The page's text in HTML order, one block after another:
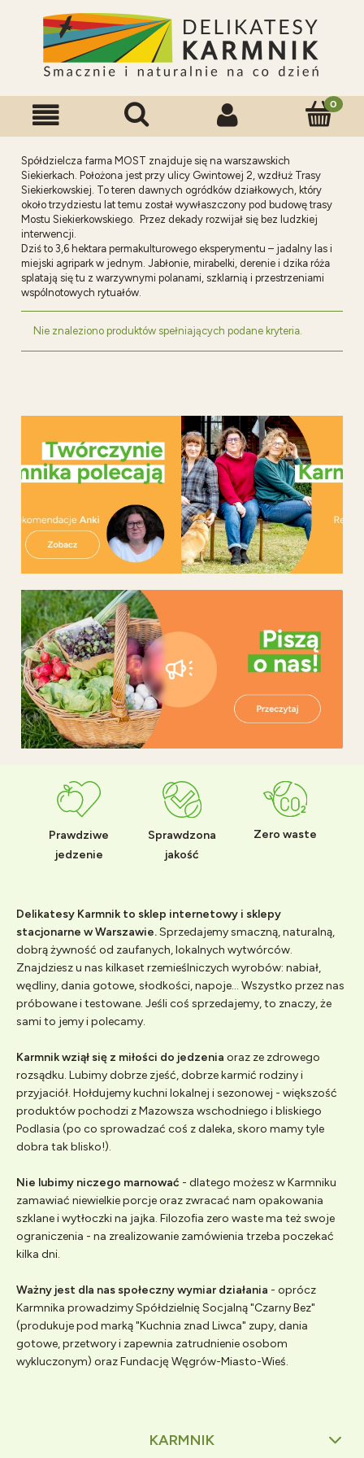
Spółdzielcza farma MOST znajduje się na warszawskich
Siekierkach. Położona jest przy ulicy Gwintowej 2, wzdłuż Trasy
Siekierkowskiej. To teren dawnych ogródków działkowych, który
około trzydziestu lat temu został wywłaszczony pod budowę trasy
Mostu Siekierkowskiego. Przez dekady rozwijał się bez ludzkiej
interwencji.
Dziś to 3,6 hektara permakulturowego eksperymentu – jadalny las i
miejski agripark w jednym. Jabłonie, mirabelki, derenie i dzika róża
splatają się tu z warzywnymi polanami, szklarnią i przestrzeniami
wspólnotowych rytuałów.
Nie znaleziono produktów spełniających podane kryteria.
Prawdziwe
jedzenie
Sprawdzona
jakość
Zero waste
KARMNIK
Delikatesy Karmnik to sklep internetowy i sklepy
stacjonarne w Warszawie.Sprzedajemy smaczną, naturalną,
dobrą żywność od zaufanych, lokalnych wytwórców.
Znajdziesz u nas kilkaset rzemieślniczych wyrobów: nabiał,
wędliny, dania gotowe, słodkości, napoje... Wszystko przez nas
próbowane i testowane. Jeśli coś sprzedajemy, to znaczy, że
sami to jemy i polecamy.
Karmnik wziął się z miłości do jedzenia oraz ze zdrowego
rozsądku. Lubimy dobrze zjeść, dobrze karmić rodziny i
przyjaciół. Hołdujemy kuchni lokalnej i sezonowej - większość
produktów pochodzi z Mazowsza wschodniego i bliskiego
Podlasia (po co sprowadzać coś z daleka, skoro mamy tyle
dobra tak blisko!).
Nie lubimy niczego marnować - dlatego możesz w Karmniku
zamawiać niewielkie porcje oraz zwracać nam opakowania
szklane i wytłoczki na jajka. Filozofia zero waste ma też swoje
ograniczenia - na zrealizowanie zamówienia trzeba poczekać
kilka dni.
Ważny jest dla nas społeczny wymiar działania - oprócz
Karmnika prowadzimy Spółdzielnię Socjalną "Czarny Bez"
(produkuje pod marką "Kuchnia znad Liwca" zupy, dania
gotowe, przetwory i zapewnia zatrudnienie osobom
wykluczonym) oraz Fundację Węgrów-Miasto-Wieś.